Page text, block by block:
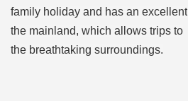
family holiday and hasan excellent
the mainland, which allows trips to
the breathtaking surroundings.